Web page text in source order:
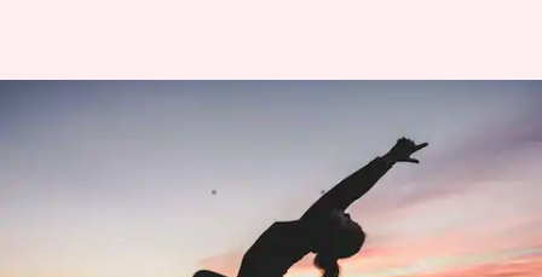
Pose Yoga untuk Menjaga
02:13 pm